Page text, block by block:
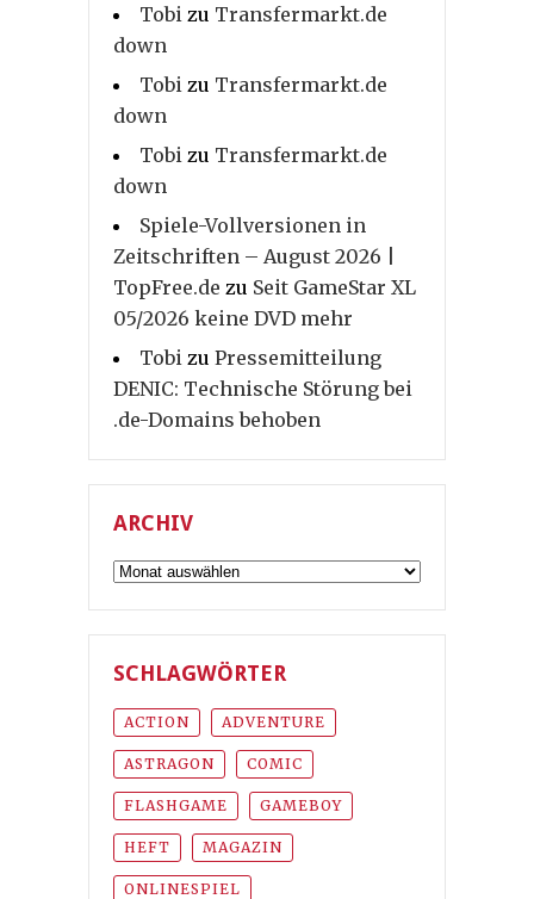
Tobi zu Transfermarkt.de
down
Tobi zu Transfermarkt.de
down
Tobi zu Transfermarkt.de
down
Spiele-Vollversionen in
Zeitschriften – August 2026 |
TopFree.de zu Seit GameStar XL
05/2026 keine DVD mehr
Tobi zu Pressemitteilung
DENIC: Technische Störung bei
.de-Domains behoben
ARCHIV
Archiv
SCHLAGWÖRTER
ACTION ADVENTURE
ASTRAGON COMIC
FLASHGAME GAMEBOY
HEFT MAGAZIN
ONLINESPIEL